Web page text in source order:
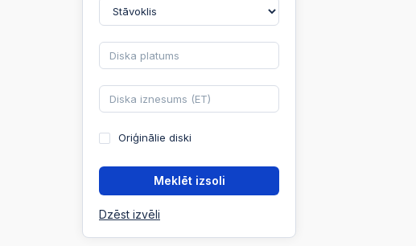
Oriģinālie diski
Meklēt izsoli
Dzēst izvēli